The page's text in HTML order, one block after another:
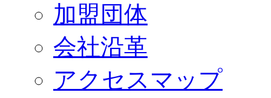
加盟団体
会社沿革
アクセスマップ